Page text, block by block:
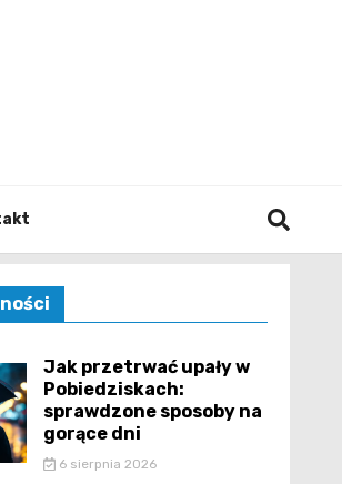
Jak przetrwać upały w
Pobiedziskach:
sprawdzone sposoby na
gorące dni
6 sierpnia 2026